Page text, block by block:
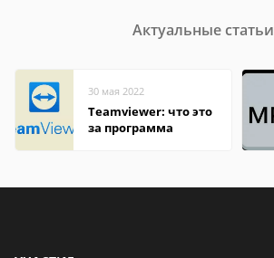
Актуальные статьи
30 мая 2022
Teamviewer: что это
за программа